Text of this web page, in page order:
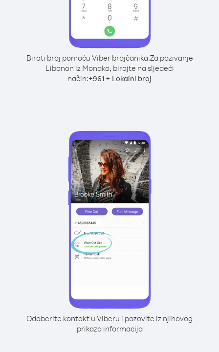
Birati broj pomoću Viber brojčanika.Za pozivanje
Libanon iz Monako, birajte na sljedeći
način:+961 + Lokalni broj
Odaberite kontakt u Viberu i pozovite iz njihovog
prikaza informacija